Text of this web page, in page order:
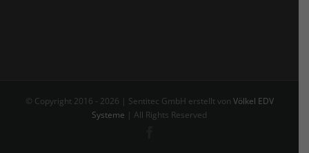
© Copyright 2016 - 2026 | Sentitec GmbH erstellt von Völkel EDV
Systeme | All Rights Reserved